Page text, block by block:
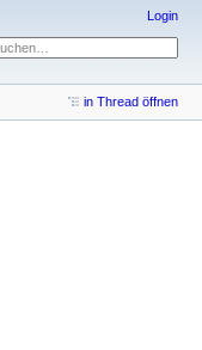
Login
in Thread öffnen